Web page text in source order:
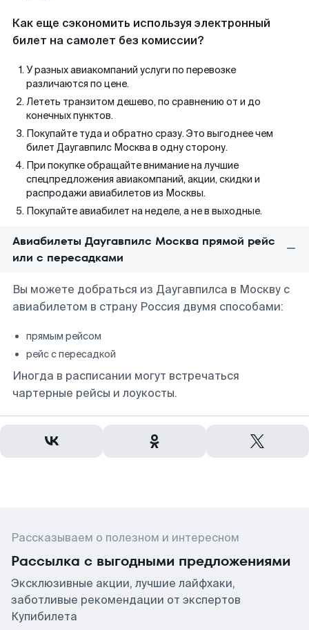
Как еще сэкономить используя электронный
билет на самолет без комиссии?
У разных авиакомпаний услуги по перевозке
различаются по цене.
Лететь транзитом дешево, по сравнению от и до
конечных пунктов.
Покупайте туда и обратно сразу. Это выгоднее чем
билет Даугавпилс Москва в одну сторону.
При покупке обращайте внимание на лучшие
спецпредложения авиакомпаний, акции, скидки и
распродажи авиабилетов из Москвы.
Покупайте авиабилет на неделе, а не в выходные.
Авиабилеты Даугавпилс Москва прямой рейс
или с пересадками
Вы можете добраться из Даугавпилса в Москву с
авиабилетом в страну Россия двумя способами:
прямым рейсом
рейс с пересадкой
Иногда в расписании могут встречаться
чартерные рейсы и лоукосты.
Рассказываем о полезном и интересном
Рассылка с выгодными предложениями
Эксклюзивные акции, лучшие лайфхаки,
заботливые рекомендации от экспертов
Купибилета